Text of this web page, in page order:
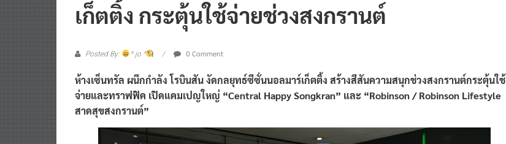
เก็ตติ้ง กระตุ้นใช้จ่ายช่วงสงกรานต์
Posted By: ^ jo ^ 0 Comment
ห้างเซ็นทรัล ผนึกกำลัง โรบินสัน งัดกลยุทธ์ซีซั่นนอลมาร์เก็ตติ้ง สร้างสีสันความสนุกช่วงสงกรานต์กระตุ้นใช้
จ่ายและทราฟฟิค เปิดแคมเปญใหญ่ “Central Happy Songkran” และ “Robinson / Robinson Lifestyle
สาดสุขสงกรานต์”